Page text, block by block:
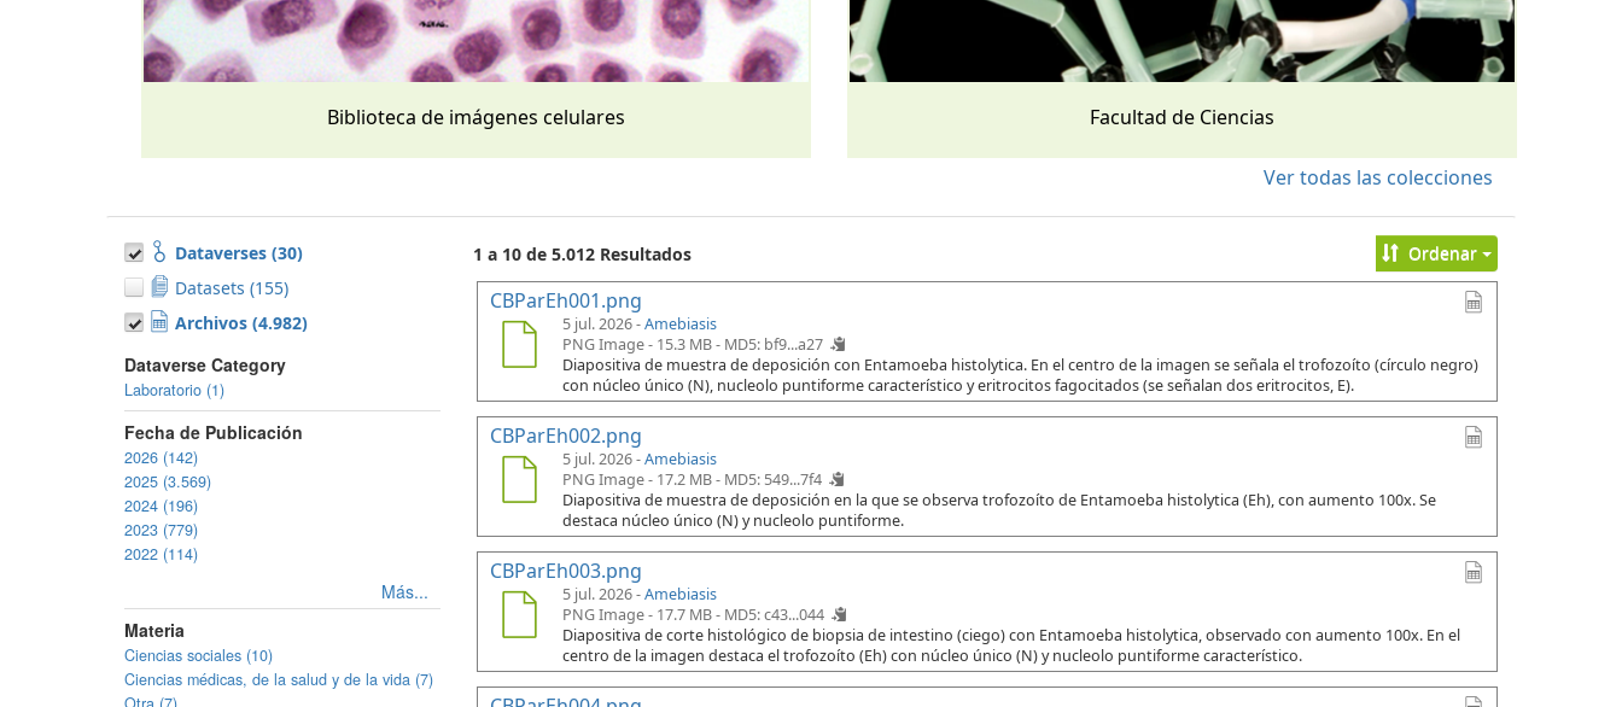
Biblioteca de imágenes celulares Facultad de Ciencias
Ver todas las colecciones
Dataverses (30)
Datasets (155)
Archivos (4.982)
Dataverse Category
Laboratorio (1)
Fecha de Publicación
2026 (142)
2025 (3.569)
2024 (196)
2023 (779)
2022 (114)
Más...
Materia
Ciencias sociales (10)
Ciencias médicas, de la salud y de la vida (7)
1 a 10 de 5.012 Resultados Ordenar
CBParEh001.png
5 jul. 2026 -Amebiasis
PNG Image - 15.3 MB - MD5: bf9...a27
Diapositiva de muestra de deposición con Entamoeba histolytica. En el centro de la imagen se señala el trofozoíto (círculo negro)
con núcleo único (N), nucleolo puntiforme característico y eritrocitos fagocitados (se señalan dos eritrocitos, E).
CBParEh002.png
5 jul. 2026 -Amebiasis
PNG Image - 17.2 MB - MD5: 549...7f4
Diapositiva de muestra de deposición en la que se observa trofozoíto de Entamoeba histolytica (Eh), con aumento 100x. Se
destaca núcleo único (N) y nucleolo puntiforme.
CBParEh003.png
5 jul. 2026 -Amebiasis
PNG Image - 17.7 MB - MD5: c43...044
Diapositiva de corte histológico de biopsia de intestino (ciego) con Entamoeba histolytica, observado con aumento 100x. En el
centro de la imagen destaca el trofozoíto (Eh) con núcleo único (N) y nucleolo puntiforme característico.